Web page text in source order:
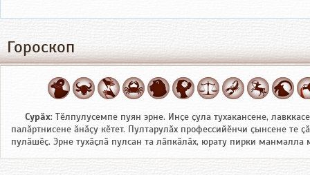
Гороскоп
Сурӑх: Тӗлпулусемпе пуян эрне. Инҫе ҫула тухакансене,
палӑртнисене ӑнӑҫу кӗтет. Пултарулӑх профессийӗнчи ҫынсене те
пулӑшӗҫ. Эрне тухӑҫлӑ пулсан та лӑпкӑлӑх, юрату пирки манмалла